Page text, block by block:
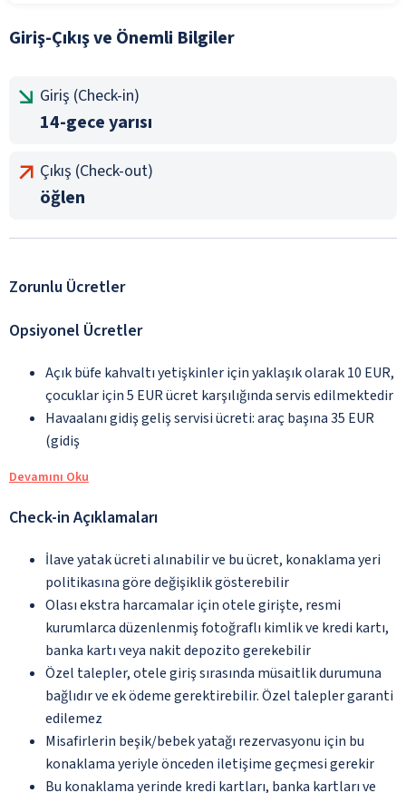
Giriş-Çıkış ve Önemli Bilgiler
Giriş (Check-in)
14-gece yarısı
Çıkış (Check-out)
öğlen
Zorunlu Ücretler
Opsiyonel Ücretler
Açık büfe kahvaltı yetişkinler için yaklaşık olarak 10 EUR,
çocuklar için 5 EUR ücret karşılığında servis edilmektedir
Havaalanı gidiş geliş servisi ücreti: araç başına 35 EUR
(gidiş
Devamını Oku
Check-in Açıklamaları
İlave yatak ücreti alınabilir ve bu ücret, konaklama yeri
politikasına göre değişiklik gösterebilir
Olası ekstra harcamalar için otele girişte, resmi
kurumlarca düzenlenmiş fotoğraflı kimlik ve kredi kartı,
banka kartı veya nakit depozito gerekebilir
Özel talepler, otele giriş sırasında müsaitlik durumuna
bağlıdır ve ek ödeme gerektirebilir. Özel talepler garanti
edilemez
Misafirlerin beşik/bebek yatağı rezervasyonu için bu
konaklama yeriyle önceden iletişime geçmesi gerekir
Bu konaklama yerinde kredi kartları, banka kartları ve